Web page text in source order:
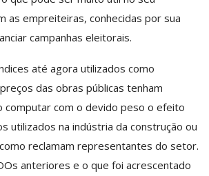
as empreiteiras, conhecidas por sua
campanhas eleitorais.
até agora utilizados como
das obras públicas tenham
computar com o devido peso o efeito
utilizados na indústria da construção ou
reclamam representantes do setor.
anteriores e o que foi acrescentado